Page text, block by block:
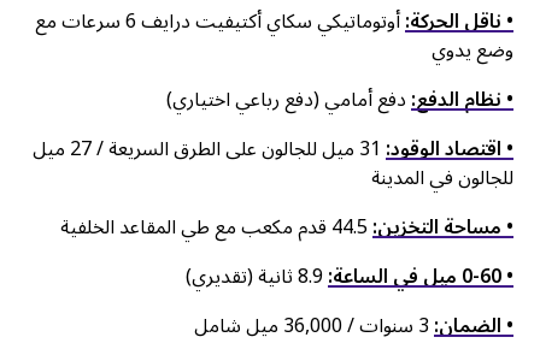
• ناقل الحركة:
أوتوماتيكي سكاي أكتيفيت درايف 6 سرعات مع
وضع يدوي
• نظام الدفع:دفع أمامي (دفع رباعي اختياري)
• اقتصاد الوقود:
31 ميل للجالون على الطرق السريعة / 27 ميل
للجالون في المدينة
• مساحة التخزين:44.5 قدم مكعب مع طي المقاعد الخلفية
• 0-60 ميل في الساعة:
8.9 ثانية (تقديري)
• الضمان:3 سنوات / 36,000 ميل شامل